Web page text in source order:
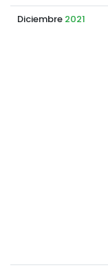
Diciembre 2021